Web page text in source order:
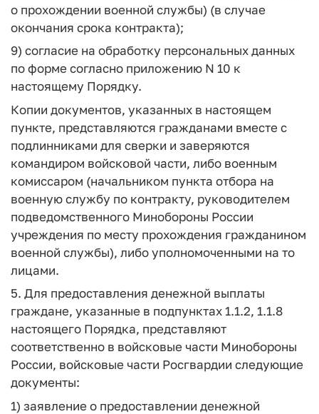
о прохождении военной службы) (в случае
окончания срока контракта);
9) согласие на обработку персональных данных
по форме согласно приложению N 10 к
настоящему Порядку.
Копии документов, указанных в настоящем
пункте, представляются гражданами вместе с
подлинниками для сверки и заверяются
командиром войсковой части, либо военным
комиссаром (начальником пункта отбора на
военную службу по контракту, руководителем
подведомственного Минобороны России
учреждения по месту прохождения гражданином
военной службы), либо уполномоченными на то
лицами.
5. Для предоставления денежной выплаты
граждане, указанные в подпунктах 1.1.2, 1.1.8
настоящего Порядка, представляют
соответственно в войсковые части Минобороны
России, войсковые части Росгвардии следующие
документы:
1) заявление о предоставлении денежной